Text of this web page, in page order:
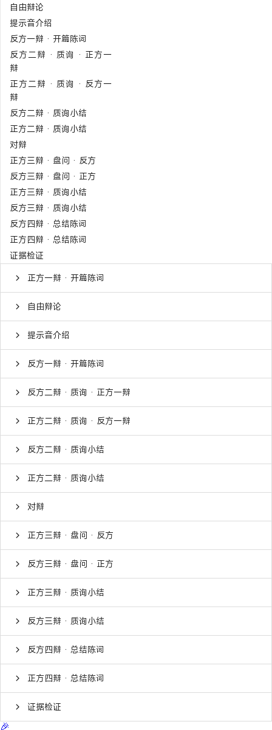
自由辩论
提示音介绍
反方一辩 · 开篇陈词
反方二辩 · 质询 · 正方一
辩
正方二辩 · 质询 · 反方一
辩
反方二辩 · 质询小结
正方二辩 · 质询小结
对辩
正方三辩 · 盘问 · 反方
反方三辩 · 盘问 · 正方
正方三辩 · 质询小结
反方三辩 · 质询小结
反方四辩 · 总结陈词
正方四辩 · 总结陈词
证据检证
正方一辩 · 开篇陈词
自由辩论
提示音介绍
反方一辩 · 开篇陈词
反方二辩 · 质询 · 正方一辩
正方二辩 · 质询 · 反方一辩
反方二辩 · 质询小结
正方二辩 · 质询小结
对辩
正方三辩 · 盘问 · 反方
反方三辩 · 盘问 · 正方
正方三辩 · 质询小结
反方三辩 · 质询小结
反方四辩 · 总结陈词
正方四辩 · 总结陈词
证据检证
🎉